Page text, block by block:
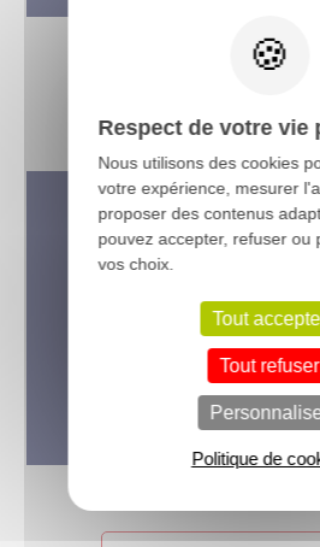
Bardage bois extérieur :
de bois choisir ?
Respect de votre vie
Nous utilisons des cookies
votre expérience, mesurer
proposer des contenus
pouvez accepter, refuser ou
vos choix.
Tout
Tout refuser
Politique de